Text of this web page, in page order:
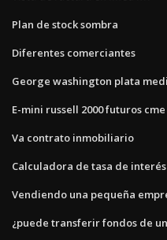
Plan de stock sombra
Diferentes comerciantes
George washington plata
E-mini russell 2000 futuros cme
Va contrato inmobiliario
Calculadora de tasa de
Vendiendo una pequeña
¿puede transferir fondos de